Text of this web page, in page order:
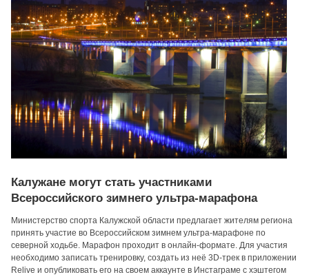
Калужане могут стать участниками
Всероссийского зимнего ультра-марафона
Министерство спорта Калужской области предлагает жителям региона
принять участие во Всероссийском зимнем ультра-марафоне по
северной ходьбе. Марафон проходит в онлайн-формате. Для участия
необходимо записать тренировку, создать из неё 3D-трек в приложении
Relive и опубликовать его на своем аккаунте в Инстаграме с хэштегом